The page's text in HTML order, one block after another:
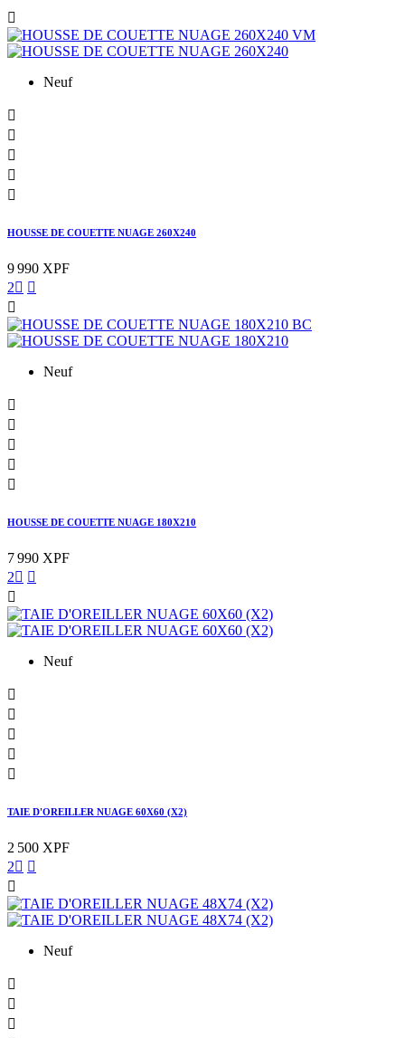

Neuf





HOUSSE DE COUETTE NUAGE 260X240
9 990 XPF
2 

Neuf





HOUSSE DE COUETTE NUAGE 180X210
7 990 XPF
2 

Neuf





TAIE D'OREILLER NUAGE 60X60 (X2)
2 500 XPF
2 

Neuf


